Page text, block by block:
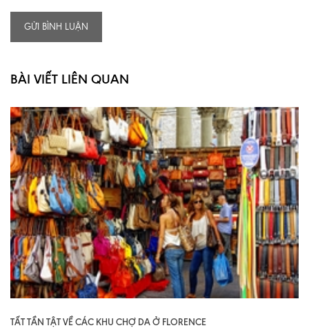
GỬI BÌNH LUẬN
BÀI VIẾT LIÊN QUAN
TẤT TẦN TẬT VỀ CÁC KHU CHỢ DA Ở FLORENCE